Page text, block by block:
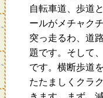
自転車道、歩道
ールがメチャク
突っ走るわ、道
題です。そして
です。横断歩道
たたましくクラ